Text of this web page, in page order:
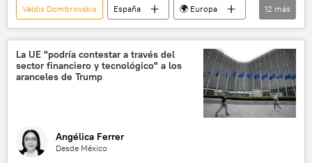
Valdis Dombrovskis España
🌍 Europa
💬 Opinión y Análisis
Scott Bessent
OTAN
Google
Renfe
China
EEUU
España
12 más
La UE "podría contestar a través del
sector financiero y tecnológico" a los
aranceles de Trump
Angélica Ferrer
Desde México